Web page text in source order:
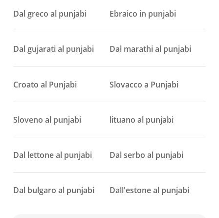
Dal greco al punjabi Ebraico in punjabi
Dal gujarati al punjabi Dal marathi al punjabi
Croato al Punjabi Slovacco a Punjabi
Sloveno al punjabi lituano al punjabi
Dal lettone al punjabi Dal serbo al punjabi
Dal bulgaro al punjabi Dall'estone al punjabi